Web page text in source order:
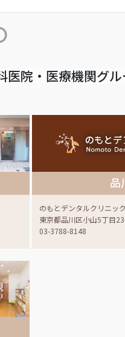
院・医療機関グル
品
のもとデンタルクリニック
東京都品川区小山5丁目
03-3788-8148